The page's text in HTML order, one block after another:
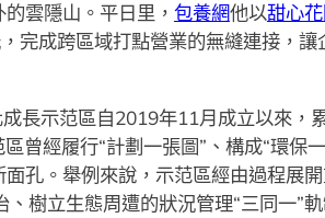
雲隱山。平日里， 包養網他以甜心
完成跨區域打點營業的無縫連接，讓
長示范區自2019年11月成立以來，
曾經履行“計劃一張圖”、構成“環保
孔。舉例來說，示范區經由過程展
樹立生態周遭的狀況管理“三同一”